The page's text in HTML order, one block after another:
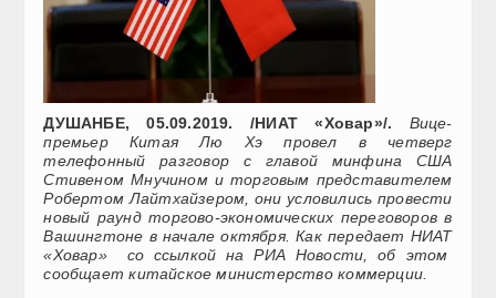
ДУШАНБЕ, 05.09.2019. /НИАТ «Ховар»/.
Вице-
премьер Китая Лю Хэ провел в четверг
телефонный разговор с главой минфина США
Стивеном Мнучином и торговым представителем
Робертом Лайтхайзером, они условились провести
новый раунд торгово-экономических переговоров в
Вашингтоне в начале октября. Как передает НИАТ
«Ховар» со ссылкой на РИА Новости, об этом
сообщает китайское министерство коммерции.